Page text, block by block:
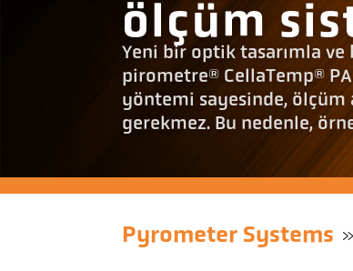
ölçüm
Yeni bir optik tasarımla
pirometre® CellaTemp®
yöntemi sayesinde, ölçüm
gerekmez. Bu nedenle,
Pyrometer Systems